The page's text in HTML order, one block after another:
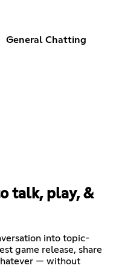
General Chatting
talk, play, &
into topic-
game release, share
— without